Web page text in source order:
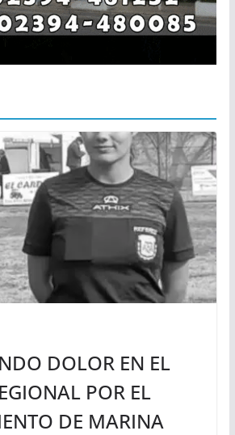
DOLOR EN EL
POR EL
DE MARINA